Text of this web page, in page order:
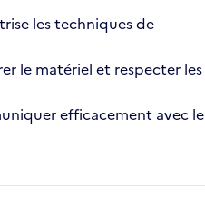
les techniques de
le matériel et respecter les
efficacement avec le